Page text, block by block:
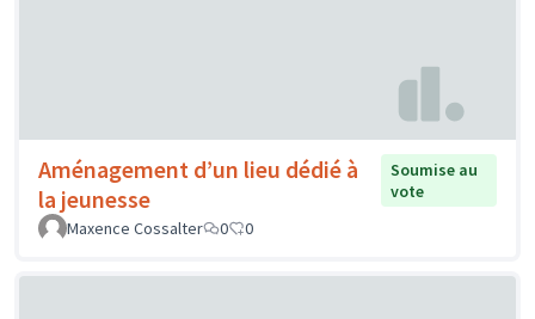
Aménagement d’un lieu dédié à
la jeunesse
Soumise au
vote
Maxence Cossalter
0 0